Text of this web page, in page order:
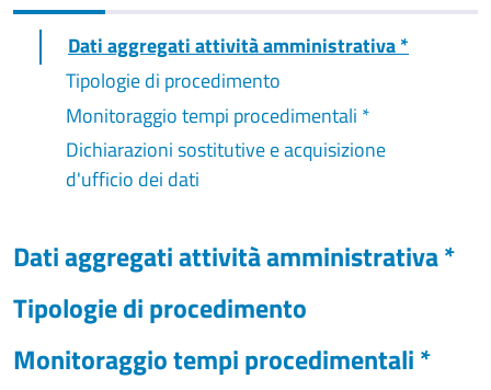
Dati aggregati attività amministrativa *
Tipologie di procedimento
Monitoraggio tempi procedimentali *
Dichiarazioni sostitutive e acquisizione
d'ufficio dei dati
Dati aggregati attività amministrativa *
Tipologie di procedimento
Monitoraggio tempi procedimentali *